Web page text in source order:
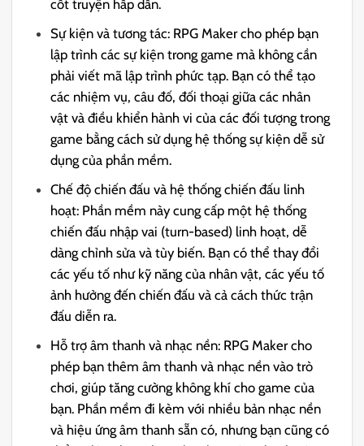
cốt truyện hấp dẫn.
Sự kiện và tương tác: RPG Maker cho phép bạn
lập trình các sự kiện trong game mà không cần
phải viết mã lập trình phức tạp. Bạn có thể tạo
các nhiệm vụ, câu đố, đối thoại giữa các nhân
vật và điều khiển hành vi của các đối tượng trong
game bằng cách sử dụng hệ thống sự kiện dễ sử
dụng của phần mềm.
Chế độ chiến đấu và hệ thống chiến đấu linh
hoạt: Phần mềm này cung cấp một hệ thống
chiến đấu nhập vai (turn-based) linh hoạt, dễ
dàng chỉnh sửa và tùy biến. Bạn có thể thay đổi
các yếu tố như kỹ năng của nhân vật, các yếu tố
ảnh hưởng đến chiến đấu và cả cách thức trận
đấu diễn ra.
Hỗ trợ âm thanh và nhạc nền: RPG Maker cho
phép bạn thêm âm thanh và nhạc nền vào trò
chơi, giúp tăng cường không khí cho game của
bạn. Phần mềm đi kèm với nhiều bản nhạc nền
và hiệu ứng âm thanh sẵn có, nhưng bạn cũng có